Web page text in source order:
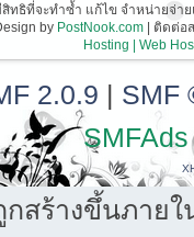
ทธิที่จะทำซ้ำ แก้ไข จำหน่ายจ่า
by PostNook.com| ติดต่อส
Hosting | Web
2.0.9 | SMF
SMFAds
สร้างขึ้นภายใ